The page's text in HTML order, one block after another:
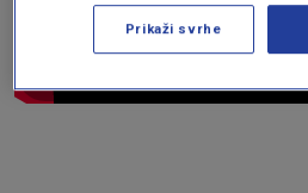
Prikaži svrhe